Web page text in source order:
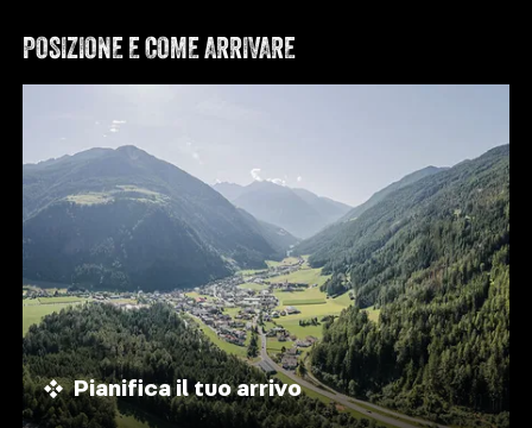
POSIZIONE E COME ARRIVARE
Pianifica il tuo arrivo